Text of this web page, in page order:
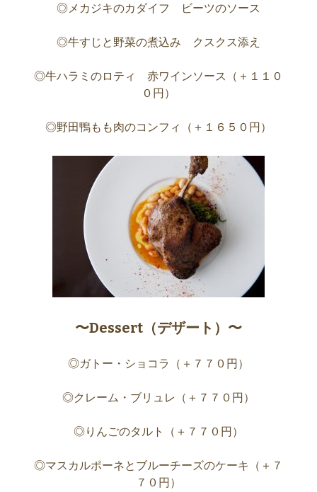
◎メカジキのカダイフ ビーツのソース
◎牛すじと野菜の煮込み クスクス添え
◎牛ハラミのロティ 赤ワインソース（＋１１０
０円）
◎野田鴨もも肉のコンフィ（＋１６５０円）
〜Dessert（デザート）〜
◎ガトー・ショコラ（＋７７０円）
◎クレーム・ブリュレ（＋７７０円）
◎りんごのタルト（＋７７０円）
◎マスカルポーネとブルーチーズのケーキ（＋７
７０円）